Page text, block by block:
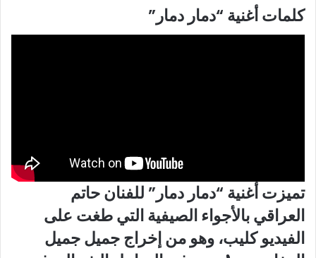
كلمات أغنية “دمار دمار”
تميزت أغنية “دمار دمار” للفنان حاتم
العراقي بالأجواء الصيفية التي طغت على
الفيديو كليب، وهو من إخراج جميل جميل